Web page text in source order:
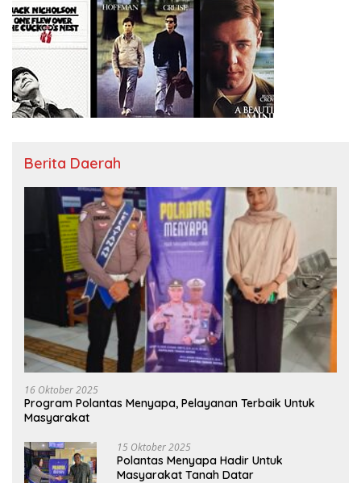
Berita Daerah
16 Oktober 2025
Program Polantas Menyapa, Pelayanan Terbaik Untuk
Masyarakat
15 Oktober 2025
Polantas Menyapa Hadir Untuk
Masyarakat Tanah Datar